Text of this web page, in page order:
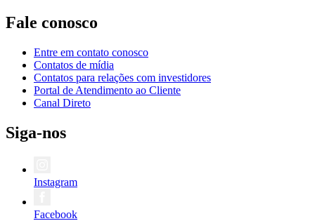
Fale conosco
Entre em contato conosco
Contatos de mídia
Contatos para relações com investidores
Portal de Atendimento ao Cliente
Canal Direto
Siga-nos
Instagram
Facebook